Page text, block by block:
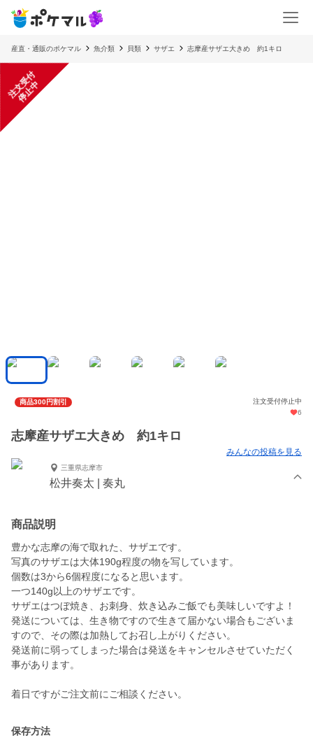
産直・通販のポケマル 魚介類 貝類 サザエ 志摩産サザエ大きめ 約1キロ
注
文
受
付
停
止
中
商品300円割引
注文受付停止中
6
志摩産サザエ大きめ 約1キロ
みんなの投稿を見る
三重県志摩市
松井奏太 | 奏丸
商品説明
豊かな志摩の海で取れた、サザエです。
写真のサザエは大体190g程度の物を写しています。
個数は3から6個程度になると思います。
一つ140g以上のサザエです。
サザエはつぼ焼き、お刺身、炊き込みご飯でも美味しいですよ！
発送については、生き物ですので生きて届かない場合もございま
すので、その際は加熱してお召し上がりください。
発送前に弱ってしまった場合は発送をキャンセルさせていただく
事があります。
着日ですがご注文前にご相談ください。
保存方法